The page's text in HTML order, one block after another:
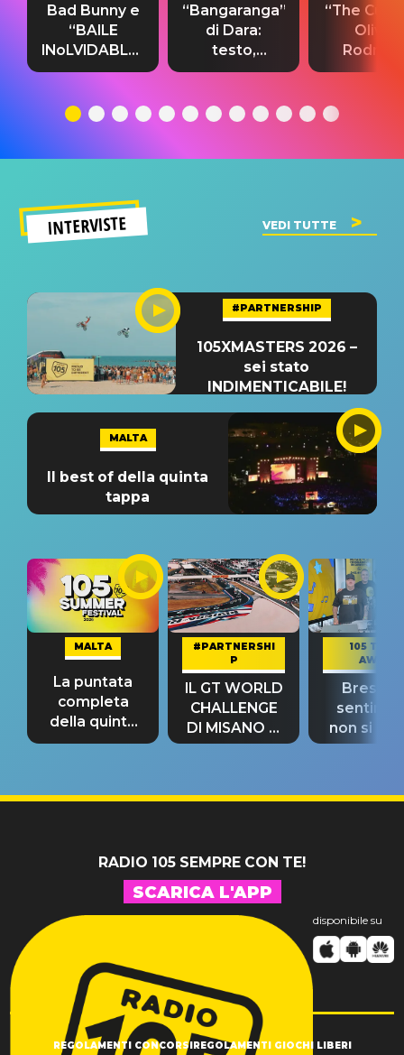
Bad Bunny e
“BAILE
INoLVIDABLE”:
testo,
significato
“Bangaranga”
di Dara:
testo,
traduzione e
del singolo
“The
Olivia
testo,
INTERVISTE VEDI TUTTE
#PARTNERSHIP
105XMASTERS 2026 –
sei stato
INDIMENTICABILE!
MALTA
Il best of della quinta
tappa
MALTA
La puntata
completa
della quinta
tappa
#PARTNERSHI
P
IL GT WORLD
CHALLENGE
DI MISANO si
riconferma
105 TAKE
AWAY
Bresh:
non si
fino alla
RADIO 105 SEMPRE CON TE!
SCARICA L'APP
disponibile su
REGOLAMENTI CONCORSIREGOLAMENTI GIOCHI LIBERI